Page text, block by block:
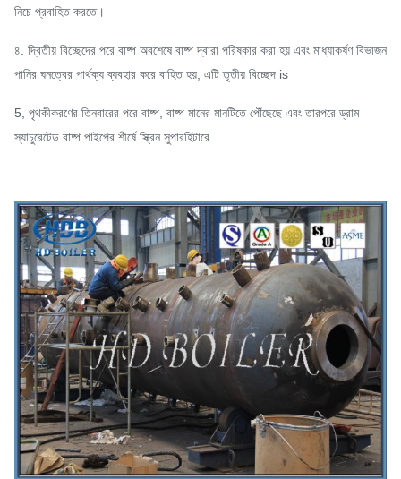
নিচে প্রবাহিত করতে।
৪. দ্বিতীয় বিচ্ছেদের পরে বাষ্প অবশেষে বাষ্প দ্বারা পরিষ্কার করা হয় এবং মাধ্যাকর্ষণ বিভাজন
পানির ঘনত্বের পার্থক্য ব্যবহার করে বাহিত হয়, এটি তৃতীয় বিচ্ছেদ is
5, পৃথকীকরণের তিনবারের পরে বাষ্প, বাষ্প মানের মানটিতে পৌঁছেছে এবং তারপরে ড্রাম
স্যাচুরেটেড বাষ্প পাইপের শীর্ষে স্ক্রিন সুপারহিটারে